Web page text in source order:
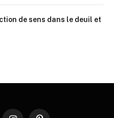
de sens dans le deuil et